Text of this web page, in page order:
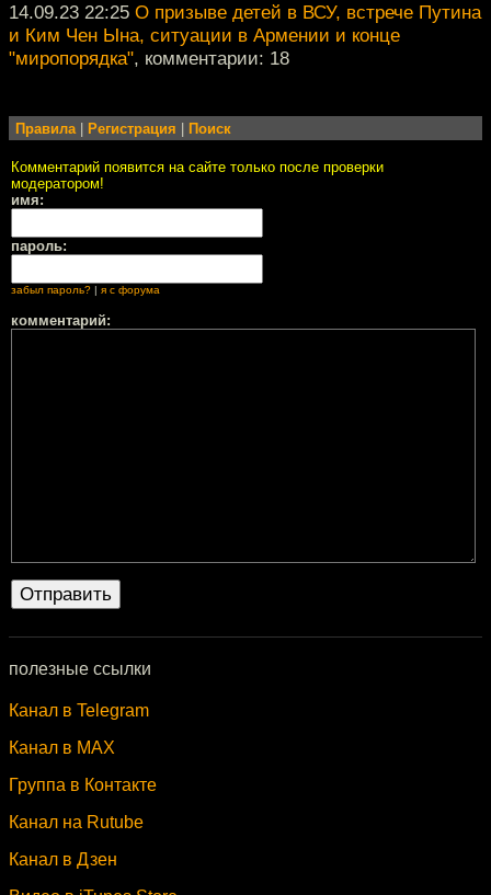
14.09.23 22:25 О призыве детей в ВСУ, встрече Путина
и Ким Чен Ына, ситуации в Армении и конце
"миропорядка", комментарии: 18
Правила| Регистрация Поиск
Комментарий появится на сайте только после проверки
модератором!
имя:
пароль:
забыл пароль? я с форума
комментарий:
полезные ссылки
Канал в Telegram
Канал в MAX
Группа в Контакте
Канал на Rutube
Канал в Дзен